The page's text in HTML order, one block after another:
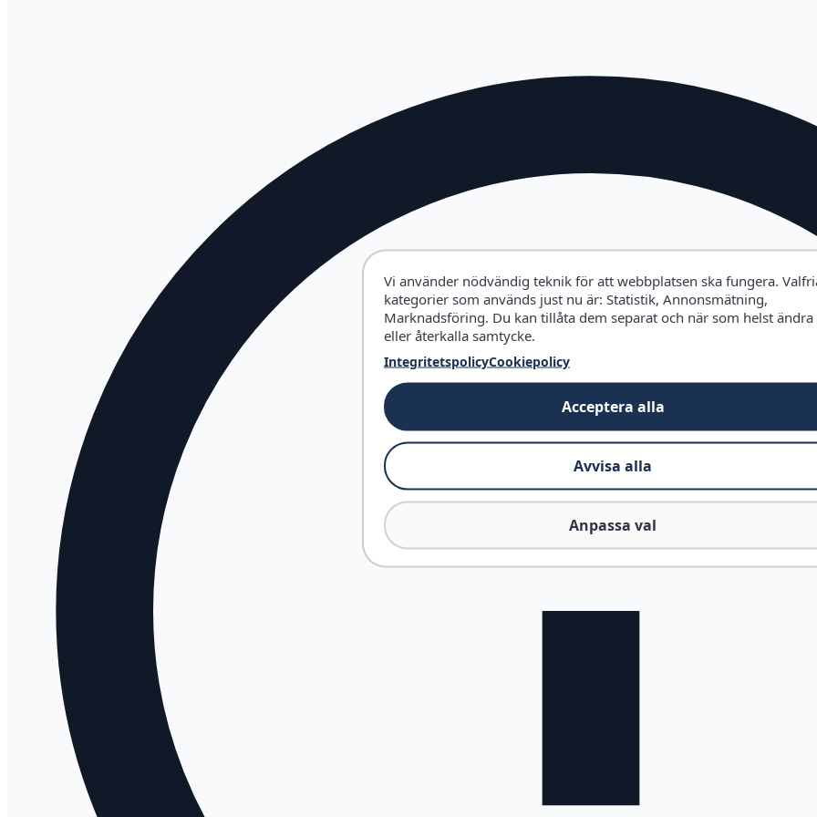
Vi använder nödvändig teknik för att webbplatsen ska fungera.
kategorier som används just nu är: Statistik, Annonsmätning,
Marknadsföring. Du kan tillåta dem separat och när som helst ändra
eller återkalla samtycke.
IntegritetspolicyCookiepolicy
Acceptera alla
Avvisa alla
Anpassa val